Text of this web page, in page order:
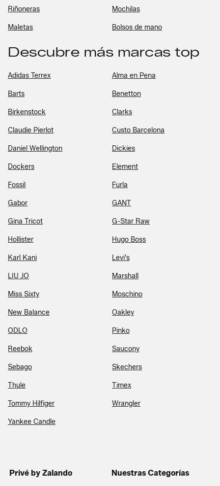
Riñoneras Mochilas
Maletas Bolsos de mano
Descubre más marcas top
Adidas Terrex Alma en Pena
Barts Benetton
Birkenstock Clarks
Claudie Pierlot Custo Barcelona
Daniel Wellington Dickies
Dockers Element
Fossil Furla
Gabor GANT
Gina Tricot G-Star Raw
Hollister Hugo Boss
Karl Kani Levi's
LIU JO Marshall
Miss Sixty Moschino
New Balance Oakley
ODLO Pinko
Reebok Saucony
Sebago Skechers
Thule Timex
Tommy Hilfiger Wrangler
Yankee Candle
Privé by Zalando Nuestras Categorías